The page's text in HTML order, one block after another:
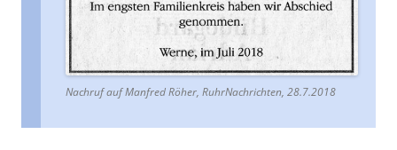
Nachruf auf Manfred Röher, RuhrNachrichten, 28.7.2018